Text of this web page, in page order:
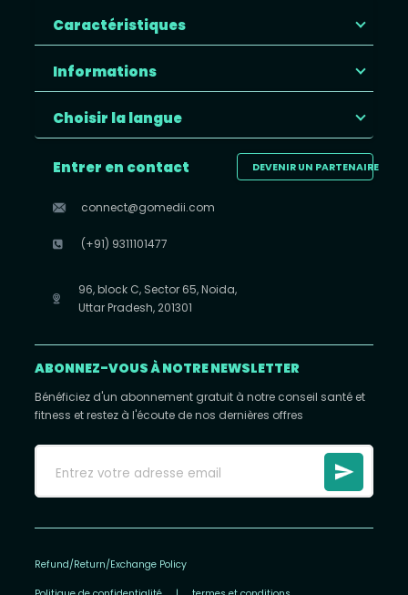
Caractéristiques
Informations
Choisir la langue
DEVENIR UN PARTENAIRE
Entrer en contact
connect@gomedii.com
(+91) 9311101477
96, block C, Sector 65, Noida,
Uttar Pradesh, 201301
ABONNEZ-VOUS À NOTRE NEWSLETTER
Bénéficiez d'un abonnement gratuit à notre conseil santé et
fitness et restez à l'écoute de nos dernières offres
Refund/Return/Exchange Policy